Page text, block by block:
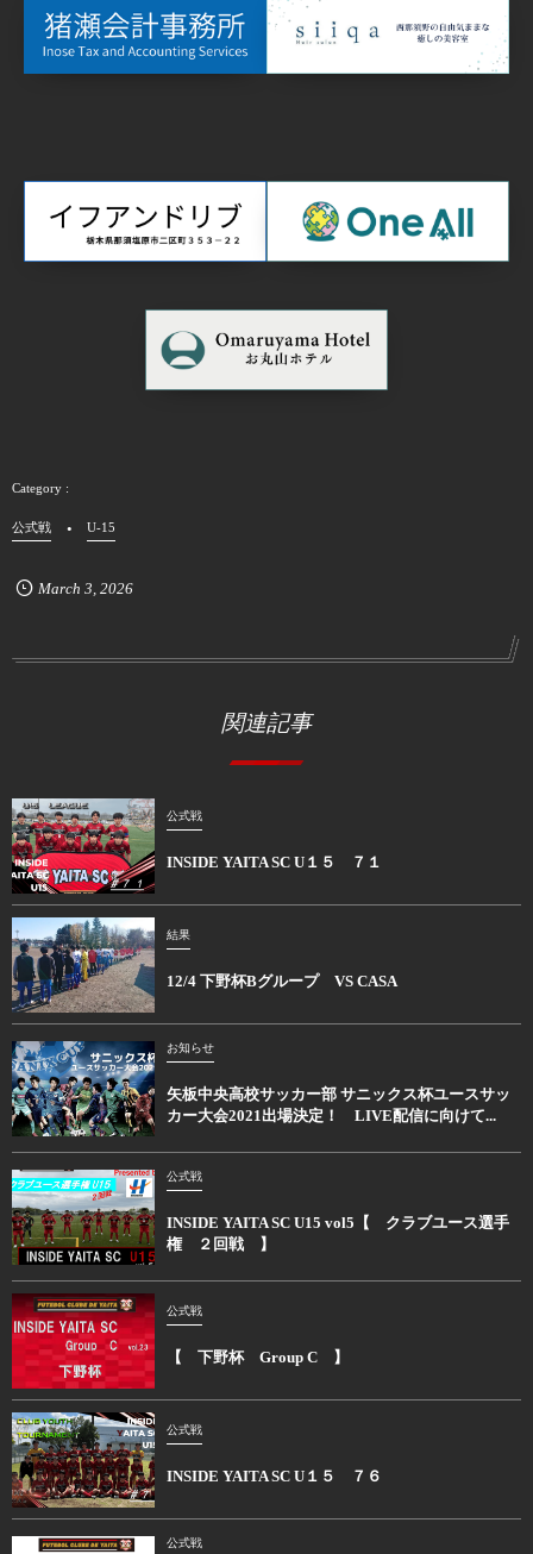
公式戦 U-15
March 3, 2026
関連記事
公式戦
INSIDE YAITA SC U１５ ７１
結果
12/4 下野杯Bグループ VS CASA
お知らせ
矢板中央高校サッカー部 サニックス杯ユースサッ
カー大会2021出場決定！ LIVE配信に向けて...
公式戦
INSIDE YAITA SC U15 vol5【 クラブユース選手
権 ２回戦 】
公式戦
【 下野杯 Group C 】
公式戦
INSIDE YAITA SC U１５ ７６
公式戦